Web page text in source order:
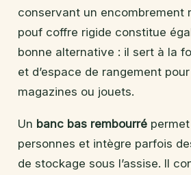
conservant un encombrement
pouf coffre rigide constitue
bonne alternative : il sert à la
et d’espace de rangement
magazines ou jouets.
Un banc bas rembourré
personnes et intègre parfois
de stockage sous l’assise. Il